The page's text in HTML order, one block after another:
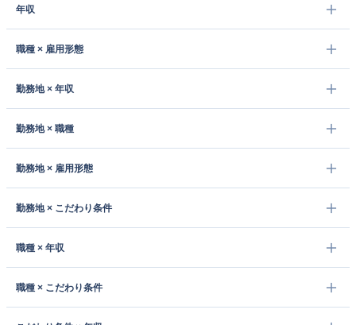
年収
職種 × 雇用形態
勤務地 × 年収
勤務地 × 職種
勤務地 × 雇用形態
勤務地 × こだわり条件
職種 × 年収
職種 × こだわり条件